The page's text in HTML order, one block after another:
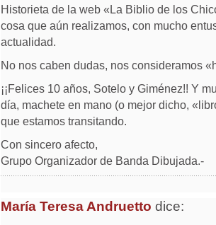
Historieta de la web «La Biblio de los
cosa que aún realizamos, con mucho
actualidad.
No nos caben dudas, nos consideramos
¡¡Felices 10 años, Sotelo y Giménez!! Y
día, machete en mano (o mejor dicho,
que estamos transitando.
Con sincero afecto,
Grupo Organizador de Banda Dibujada.-
María Teresa Andruetto dice: